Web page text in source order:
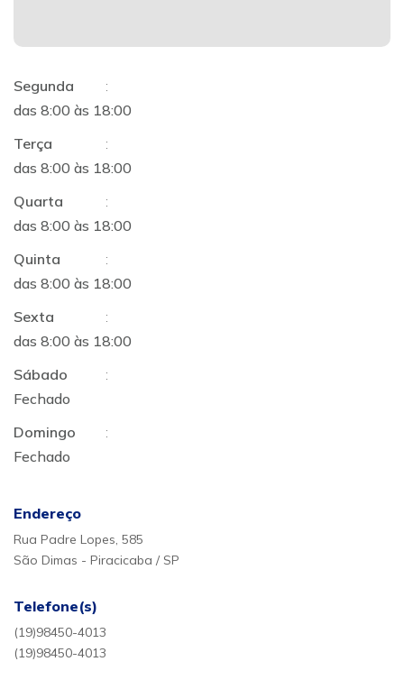
Segunda
:
das 8:00 às 18:00
Terça
:
das 8:00 às 18:00
Quarta
:
das 8:00 às 18:00
Quinta
:
das 8:00 às 18:00
Sexta
:
das 8:00 às 18:00
Sábado
:
Fechado
Domingo
:
Fechado
Endereço
Rua Padre Lopes, 585
São Dimas - Piracicaba / SP
Telefone(s)
(19)98450-4013
(19)98450-4013